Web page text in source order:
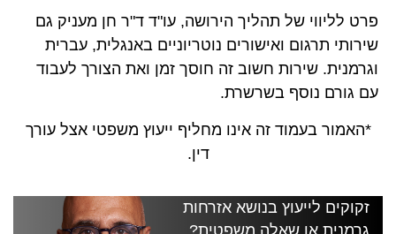
פרט לליווי של תהליך הירושה, עו"ד ד"ר חן מעניק גם
שירותי תרגום ואישורים נוטריוניים באנגלית, עברית
וגרמנית. שירות חשוב זה חוסך זמן ואת הצורך לעבוד
עם גורם נוסף בשרשרת.
*האמור בעמוד זה אינו מחליף ייעוץ משפטי אצל עורך
דין.
זקוקים לייעוץ בנושא אזרחות